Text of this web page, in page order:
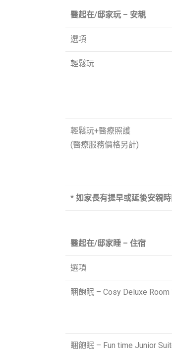
醫起在/邸家玩 – 安親
選項
輕鬆玩
輕鬆玩+醫療照護
(醫療服務價格另計)
* 如家長有提早或延後安親
醫起在/邸家睡 – 住宿
選項
睏飽眠 – Cosy Deluxe Room
睏飽眠 – Fun time Junior